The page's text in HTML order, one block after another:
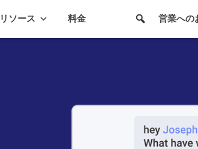
リソース 料金 営業への